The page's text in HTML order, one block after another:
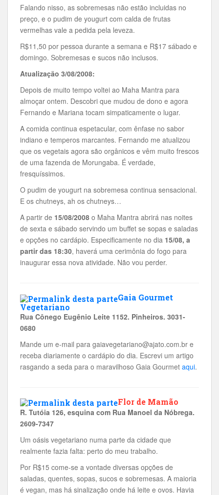
Falando nisso, as sobremesas não estão incluidas no
preço, e o pudim de yougurt com calda de frutas
vermelhas vale a pedida pela leveza.
R$11,50 por pessoa durante a semana e R$17 sábado e
domingo. Sobremesas e sucos não inclusos.
Atualização 3/08/2008:
Depois de muito tempo voltei ao Maha Mantra para
almoçar ontem. Descobri que mudou de dono e agora
Fernando e Mariana tocam simpaticamente o lugar.
A comida continua espetacular, com ênfase no sabor
indiano e temperos marcantes. Fernando me atualizou
que os vegetais agora são orgânicos e vêm muito frescos
de uma fazenda de Morungaba. É verdade,
fresquíssimos.
O pudim de yougurt na sobremesa continua sensacional.
E os chutneys, ah os chutneys…
A partir de 15/08/2008 o Maha Mantra abrirá nas noites
de sexta e sábado servindo um buffet se sopas e saladas
e opções no cardápio. Especificamente no dia 15/08, a
partir das 18:30, haverá uma cerimônia do fogo para
inaugurar essa nova atividade. Não vou perder.
Gaia Gourmet
Vegetariano
Rua Cônego Eugênio Leite 1152. Pinheiros. 3031-
0680
Mande um e-mail para gaiavegetariano@ajato.com.br e
receba diariamente o cardápio do dia. Escrevi um artigo
rasgando a seda para o maravilhoso Gaia Gourmet aqui.
Flor de Mamão
R. Tutóia 126, esquina com Rua Manoel da Nóbrega.
2609-7347
Um oásis vegetariano numa parte da cidade que
realmente fazia falta: perto do meu trabalho.
Por R$15 come-se a vontade diversas opções de
saladas, quentes, sopas, sucos e sobremesas. A maioria
é vegan, mas há sinalização onde há leite e ovos. Havia